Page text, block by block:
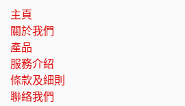
主頁
關於我們
產品
服務介紹
條款及細則
聯絡我們